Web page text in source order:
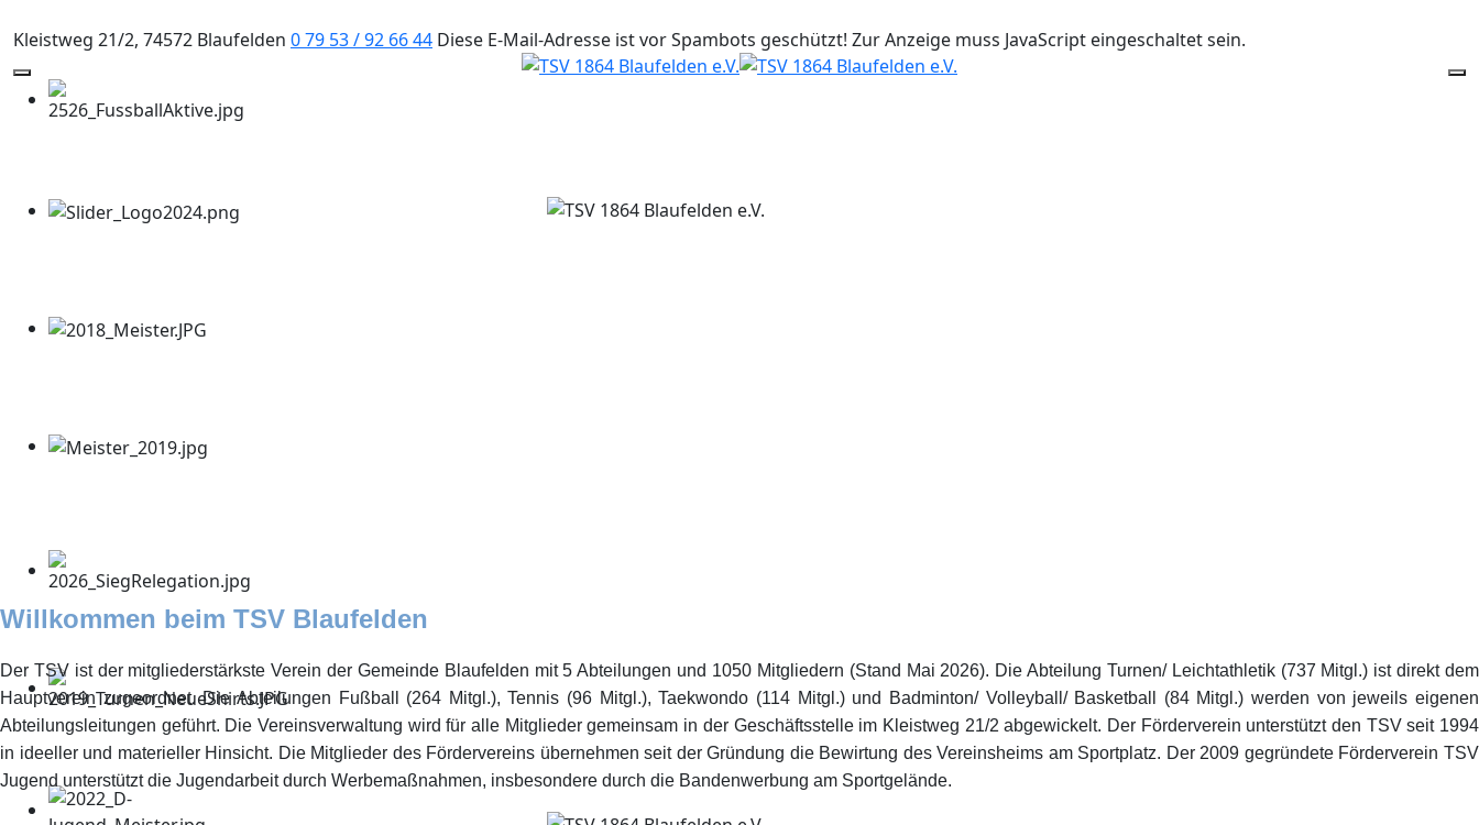
Kleistweg 21/2, 74572 Blaufelden 0 79 53 / 92 66 44 Diese E-Mail-Adresse ist vor Spambots geschützt! Zur Anzeige muss JavaScript eingeschaltet sein.
Mobile Menu Toggle
Willkommen beim TSV Blaufelden
Der TSV ist der mitgliederstärkste Verein der Gemeinde Blaufelden mit 5 Abteilungen und 1050 Mitgliedern (Stand Mai 2026). Die Abteilung Turnen/ Leichtathletik (737 Mitgl.) ist direkt dem
Hauptverein zugeordnet. Die Abteilungen Fußball (264 Mitgl.), Tennis (96 Mitgl.), Taekwondo (114 Mitgl.) und Badminton/ Volleyball/ Basketball (84 Mitgl.) werden von jeweils eigenen
Abteilungsleitungen geführt. Die Vereinsverwaltung wird für alle Mitglieder gemeinsam in der Geschäftsstelle im Kleistweg 21/2 abgewickelt. Der Förderverein unterstützt den TSV seit 1994
in ideeller und materieller Hinsicht. Die Mitglieder des Fördervereins übernehmen seit der Gründung die Bewirtung des Vereinsheims am Sportplatz. Der 2009 gegründete Förderverein TSV
Jugend unterstützt die Jugendarbeit durch Werbemaßnahmen, insbesondere durch die Bandenwerbung am Sportgelände.